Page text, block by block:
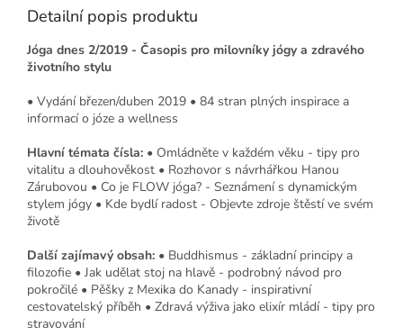
Detailní popis produktu
Jóga dnes 2/2019 - Časopis pro milovníky jógy a zdravého
životního stylu
• Vydání březen/duben 2019 • 84 stran plných inspirace a
informací o józe a wellness
Hlavní témata čísla: • Omládněte v každém věku - tipy pro
vitalitu a dlouhověkost • Rozhovor s návrhářkou Hanou
Zárubovou • Co je FLOW jóga? - Seznámení s dynamickým
stylem jógy • Kde bydlí radost - Objevte zdroje štěstí ve svém
životě
Další zajímavý obsah: • Buddhismus - základní principy a
filozofie • Jak udělat stoj na hlavě - podrobný návod pro
pokročilé • Pěšky z Mexika do Kanady - inspirativní
cestovatelský příběh • Zdravá výživa jako elixír mládí - tipy pro
stravování